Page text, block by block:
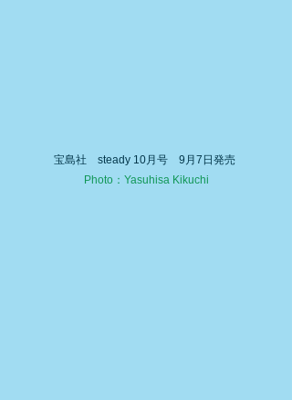
宝島社　steady 10月号　9月7日発売
Photo：Yasuhisa Kikuchi